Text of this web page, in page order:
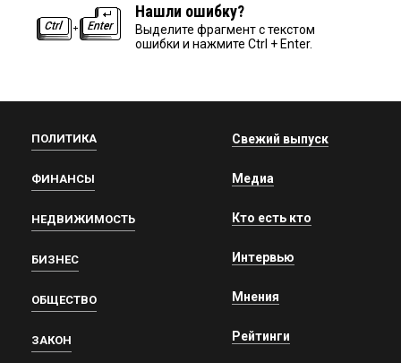
Нашли ошибку?
Выделите фрагмент с текстом
ошибки и нажмите Ctrl + Enter.
ПОЛИТИКА
ФИНАНСЫ
НЕДВИЖИМОСТЬ
БИЗНЕС
ОБЩЕСТВО
ЗАКОН
Свежий выпуск
Медиа
Кто есть кто
Интервью
Мнения
Рейтинги